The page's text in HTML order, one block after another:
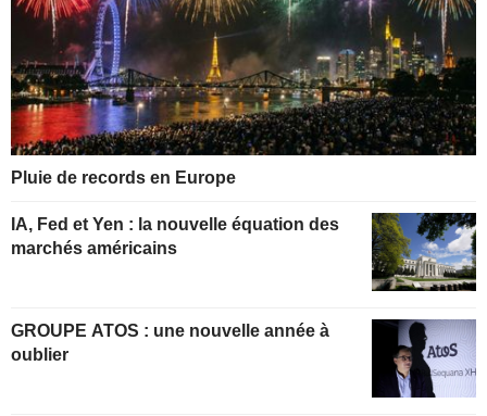
Pluie de records en Europe
IA, Fed et Yen : la nouvelle équation des
marchés américains
GROUPE ATOS : une nouvelle année à
oublier